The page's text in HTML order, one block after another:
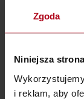
Zgoda
Niniejsza
i reklam, aby
Nie można